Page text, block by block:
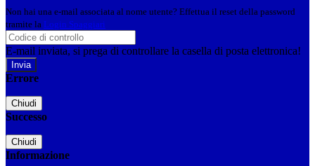
Non hai una e-mail associata al nome utente? Effettua il reset della password
tramite la Login Spaggiari
E-mail inviata, si prega di controllare la casella di posta elettronica!
Errore
Chiudi
Successo
Chiudi
Informazione